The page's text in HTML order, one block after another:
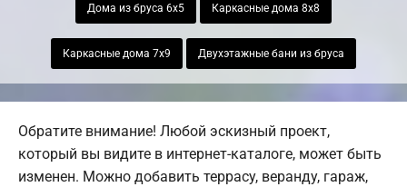
Дома из бруса 6х5 Каркасные дома 8х8
Каркасные дома 7х9 Двухэтажные бани из бруса
Обратите внимание! Любой эскизный проект,
который вы видите в интернет-каталоге, может быть
изменен. Можно добавить террасу, веранду, гараж,